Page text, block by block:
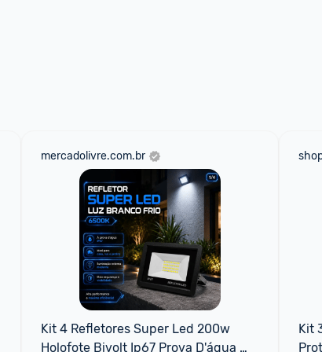
mercadolivre.com.br
Kit 4 Refletores Super Led 200w
Holofote Bivolt Ip67 Prova D'água
Kit